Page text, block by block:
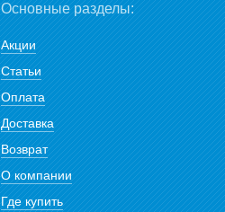
Основные разделы:
Акции
Статьи
Оплата
Доставка
Возврат
О компании
Где купить